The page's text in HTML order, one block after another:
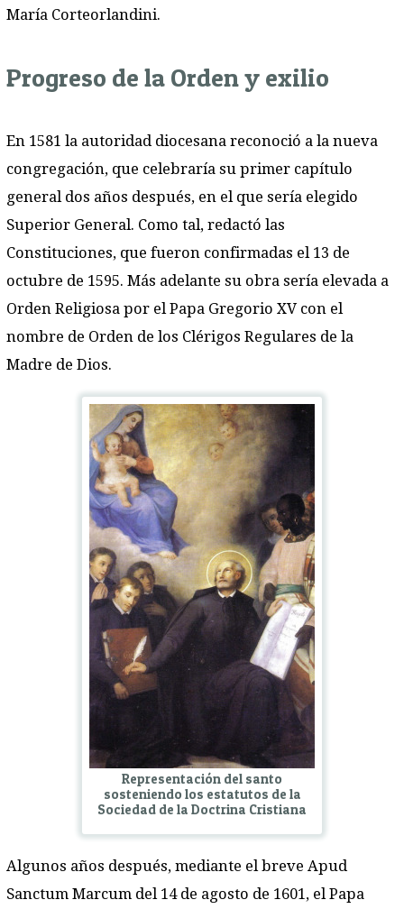
María Corteorlandini.
Progreso de la Orden y exilio
En 1581 la autoridad diocesana reconoció a la nueva
congregación, que celebraría su primer capítulo
general dos años después, en el que sería elegido
Superior General. Como tal, redactó las
Constituciones, que fueron confirmadas el 13 de
octubre de 1595. Más adelante su obra sería elevada a
Orden Religiosa por el Papa Gregorio XV con el
nombre de Orden de los Clérigos Regulares de la
Madre de Dios.
Representación del santo
sosteniendo los estatutos de la
Sociedad de la Doctrina Cristiana
Algunos años después, mediante el breve Apud
Sanctum Marcum del 14 de agosto de 1601, el Papa